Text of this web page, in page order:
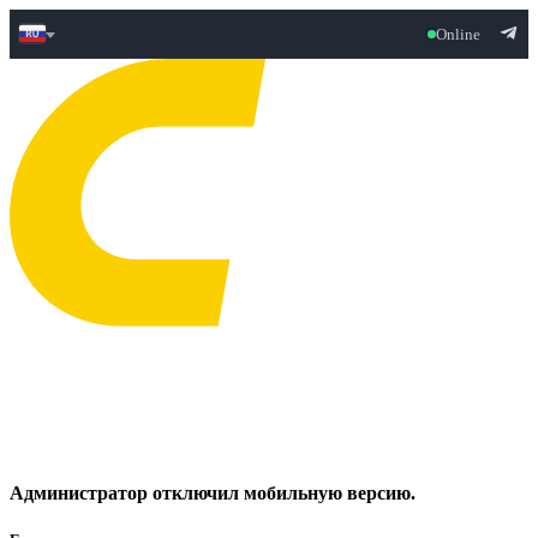
Online
Администратор отключил мобильную версию.